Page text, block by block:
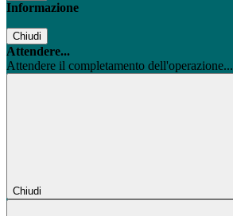
Informazione
Chiudi
Attendere...
Attendere il completamento dell'operazione...
Chiudi